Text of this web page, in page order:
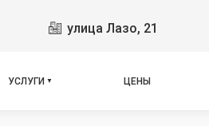
улица Лазо, 21
УСЛУГИ ЦЕНЫ